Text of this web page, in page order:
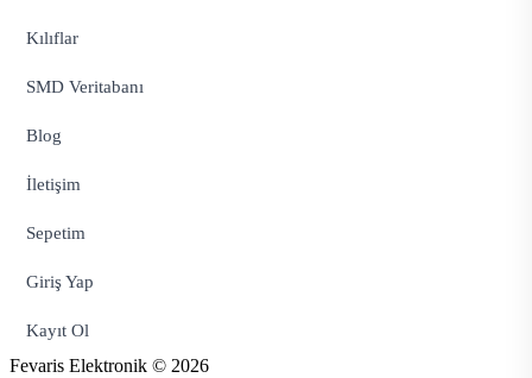
Kılıflar
SMD Veritabanı
Blog
İletişim
Sepetim
Giriş Yap
Kayıt Ol
Fevaris Elektronik © 2026